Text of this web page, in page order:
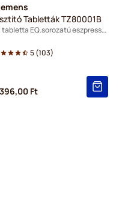
Tabletták TZ80001B
10 tabletta EQ.sorozatú eszpresszó gépekhez
5(103)
Ft